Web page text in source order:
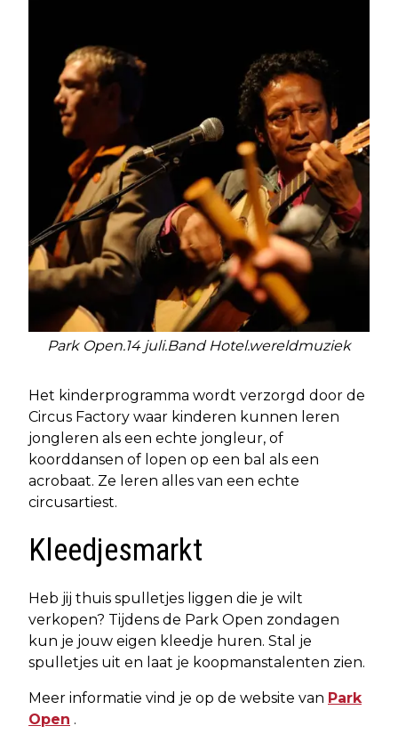
Park Open.14 juli.Band Hotel.wereldmuziek
Het kinderprogramma wordt verzorgd door de
Circus Factory waar kinderen kunnen leren
jongleren als een echte jongleur, of
koorddansen of lopen op een bal als een
acrobaat. Ze leren alles van een echte
circusartiest.
Kleedjesmarkt
Heb jij thuis spulletjes liggen die je wilt
verkopen? Tijdens de Park Open zondagen
kun je jouw eigen kleedje huren. Stal je
spulletjes uit en laat je koopmanstalenten zien.
Meer informatie vind je op de website van Park
Open .